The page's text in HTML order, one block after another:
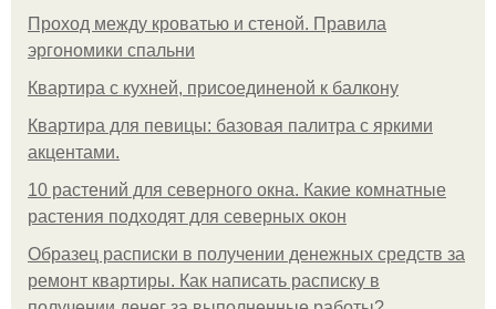
Проход между кроватью и стеной. Правила
эргономики спальни
Квартира с кухней, присоединеной к балкону
Квартира для певицы: базовая палитра с яркими
акцентами.
10 растений для северного окна. Какие комнатные
растения подходят для северных окон
Образец расписки в получении денежных средств за
ремонт квартиры. Как написать расписку в